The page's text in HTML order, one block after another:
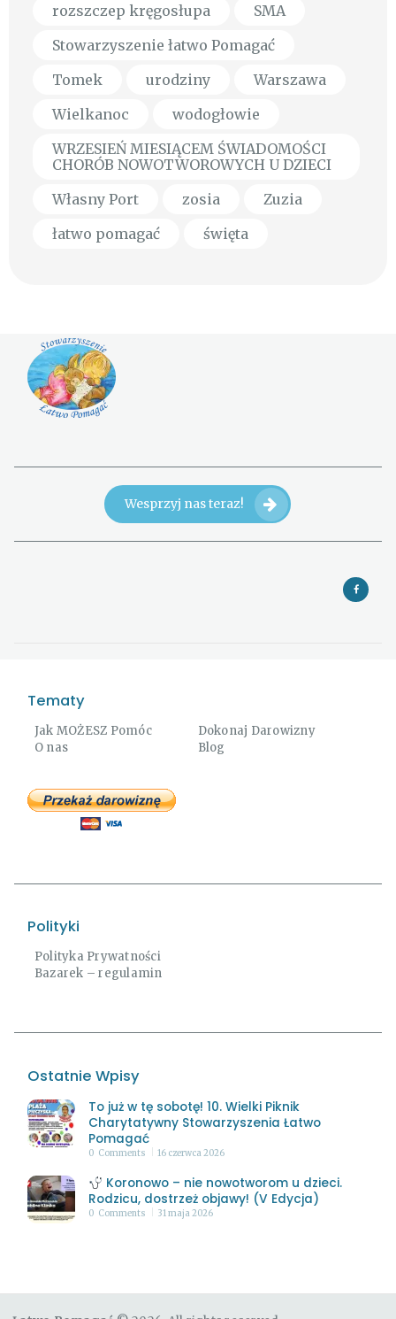
rozszczep kręgosłupa
SMA
Stowarzyszenie łatwo Pomagać
Tomek
urodziny
Warszawa
Wielkanoc
wodogłowie
WRZESIEŃ MIESIĄCEM ŚWIADOMOŚCI
CHORÓB NOWOTWOROWYCH U DZIECI
Własny Port
zosia
Zuzia
łatwo pomagać
święta
Wesprzyj nas teraz!
Tematy
Jak MOŻESZ Pomóc
Dokonaj Darowizny
O nas
Blog
Polityki
Polityka Prywatności
Bazarek – regulamin
Ostatnie Wpisy
To już w tę sobotę! 10. Wielki Piknik
Charytatywny Stowarzyszenia Łatwo
Pomagać
0 Comments 16 czerwca 2026
Koronowo – nie nowotworom u dzieci.
Rodzicu, dostrzeż objawy! (V Edycja)
0 Comments 31 maja 2026